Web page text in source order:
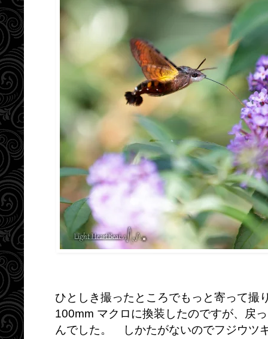
ひとしき撮ったところでもっと寄って撮
100mm マクロに換装したのですが、戻
んでした。 しかたがないのでフジウツ